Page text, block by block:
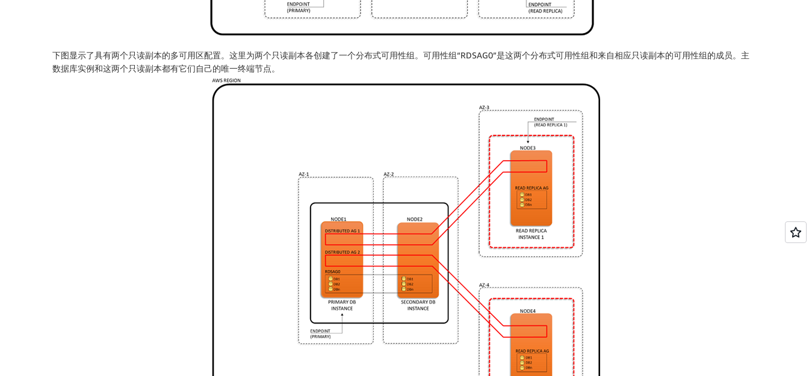
下图显示了具有两个只读副本的多可用区配置。这里为两个只读副本各创建了一个分布式可用性组。可用性组“RDSAG0”是这两个分布式可用性组和来自相应只读副本的可用性组的成员。主
数据库实例和这两个只读副本都有它们自己的唯一终端节点。